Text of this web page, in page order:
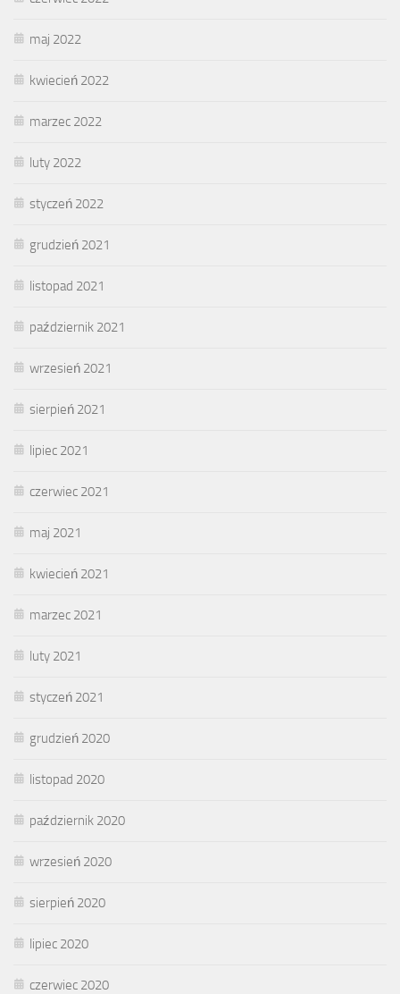
maj 2022
kwiecień 2022
marzec 2022
luty 2022
styczeń 2022
grudzień 2021
listopad 2021
październik 2021
wrzesień 2021
sierpień 2021
lipiec 2021
czerwiec 2021
maj 2021
kwiecień 2021
marzec 2021
luty 2021
styczeń 2021
grudzień 2020
listopad 2020
październik 2020
wrzesień 2020
sierpień 2020
lipiec 2020
czerwiec 2020